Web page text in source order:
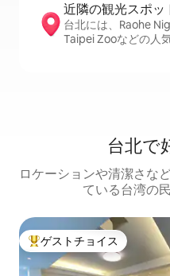
近隣の観光ス⁠ポ⁠ッ⁠
台北には、Raohe
Taipei Zooなどの人
台北で
ロケーションや清潔さな
ている台湾の
大好評のゲストチョイスで
ゲストチョイス